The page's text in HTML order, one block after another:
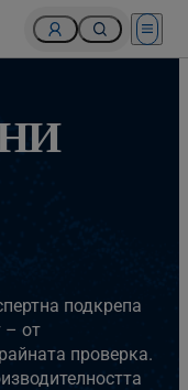
Open
подкрепа
– от
проверка.